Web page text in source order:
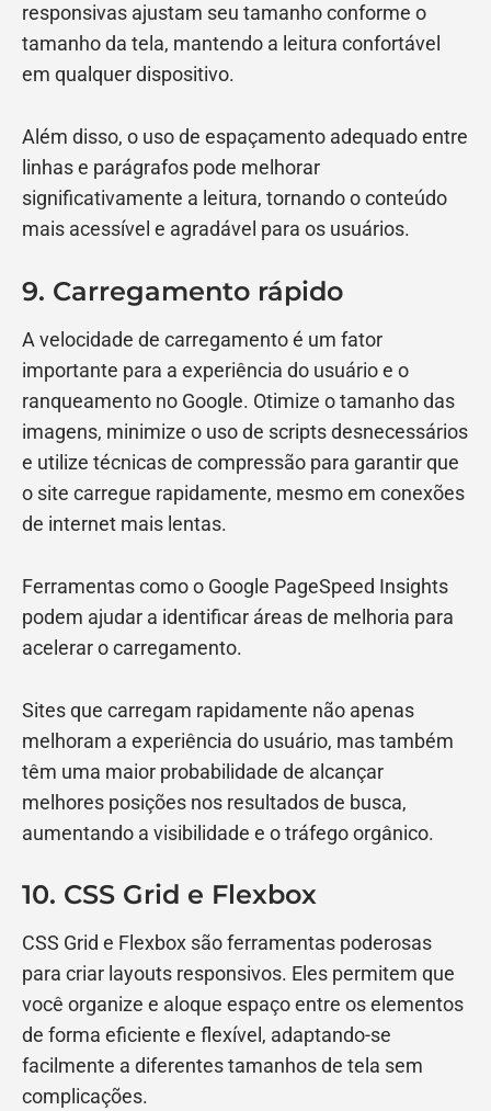
responsivas ajustam seu tamanho conforme o
tamanho da tela, mantendo a leitura confortável
em qualquer dispositivo.
Além disso, o uso de espaçamento adequado entre
linhas e parágrafos pode melhorar
significativamente a leitura, tornando o conteúdo
mais acessível e agradável para os usuários.
9. Carregamento rápido
A velocidade de carregamento é um fator
importante para a experiência do usuário e o
ranqueamento no Google. Otimize o tamanho das
imagens, minimize o uso de scripts desnecessários
e utilize técnicas de compressão para garantir que
o site carregue rapidamente, mesmo em conexões
de internet mais lentas.
Ferramentas como o Google PageSpeed Insights
podem ajudar a identificar áreas de melhoria para
acelerar o carregamento.
Sites que carregam rapidamente não apenas
melhoram a experiência do usuário, mas também
têm uma maior probabilidade de alcançar
melhores posições nos resultados de busca,
aumentando a visibilidade e o tráfego orgânico.
10. CSS Grid e Flexbox
CSS Grid e Flexbox são ferramentas poderosas
para criar layouts responsivos. Eles permitem que
você organize e aloque espaço entre os elementos
de forma eficiente e flexível, adaptando-se
facilmente a diferentes tamanhos de tela sem
complicações.